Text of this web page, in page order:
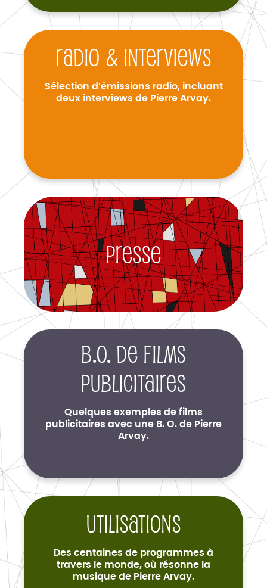
Radio & interviews
Sélection d’émissions radio, incluant
deux interviews de Pierre Arvay.
Presse
B.O. de films
publicitaires
Quelques exemples de films
publicitaires avec une B. O. de Pierre
Arvay.
Utilisations
Des centaines de programmes à
travers le monde, où résonne la
musique de Pierre Arvay.